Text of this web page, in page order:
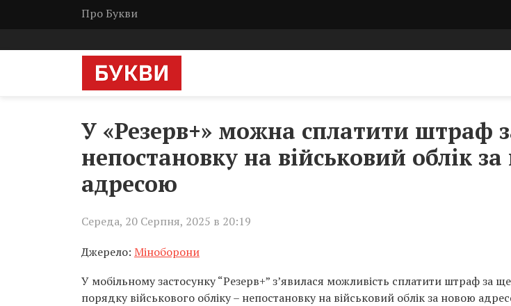
Про Букви
У «Резерв+» можна сплатити штраф
непостановку на військовий облік
адресою
Середа, 20 Серпня, 2025 в 20:19
Джерело: Міноборони
У мобільному застосунку “Резерв+” з’явилася можливість сплатити штраф за
порядку військового обліку – непостановку на військовий облік за новою